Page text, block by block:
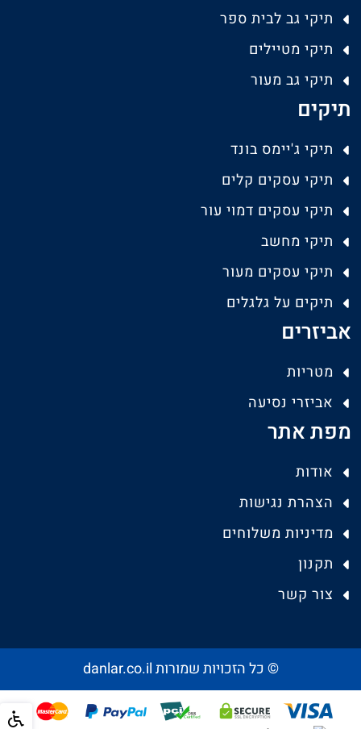
תיקי גב לבית ספר
תיקי מטיילים
תיקי גב מעור
תיקים
תיקי ג'יימס בונד
תיקי עסקים קלים
תיקי עסקים דמוי עור
תיקי מחשב
תיקי עסקים מעור
תיקים על גלגלים
אביזרים
מטריות
אביזרי נסיעה
מפת אתר
אודות
הצהרת נגישות
מדיניות משלוחים
תקנון
צור קשר
© כל הזכויות שמורות danlar.co.il